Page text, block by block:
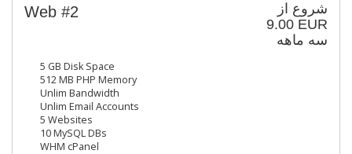
شروع از
9.00 EUR
سه ماهه
Web #2
5 GB Disk Space
512 MB PHP Memory
Unlim Bandwidth
Unlim Email Accounts
5 Websites
10 MySQL DBs
WHM cPanel